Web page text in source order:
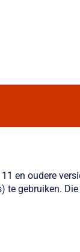
en oudere
te gebruiken.